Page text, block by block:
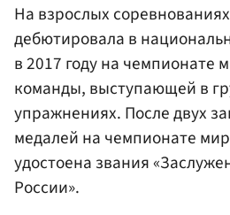
На взрослых
дебютировала в
в 2017 году на чемпионате
команды, выступающей в
упражнениях. После двух
медалей на чемпионате
удостоена звания
России».